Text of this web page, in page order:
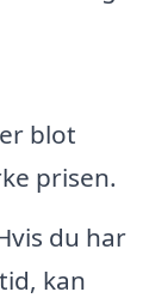
blot
prisen.
du har
kan